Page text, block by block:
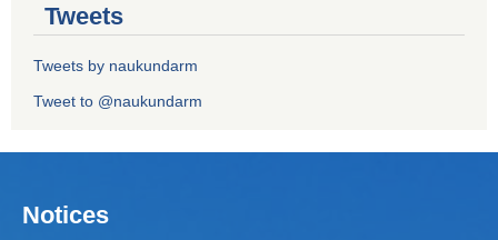
Tweets
Tweets by naukundarm
Tweet to @naukundarm
Notices